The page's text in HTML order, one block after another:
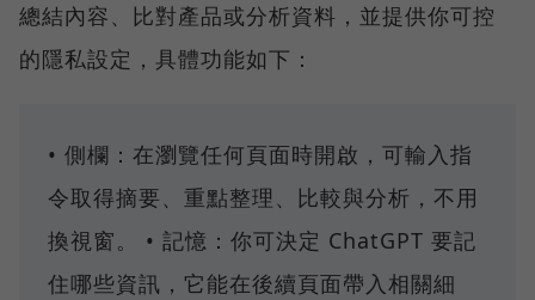
總結內容、比對產品或分析資料，並提供你可控
的隱私設定，具體功能如下：
• 側欄：在瀏覽任何頁面時開啟，可輸入指
令取得摘要、重點整理、比較與分析，不用
換視窗。 • 記憶：你可決定 ChatGPT 要記
住哪些資訊，它能在後續頁面帶入相關細